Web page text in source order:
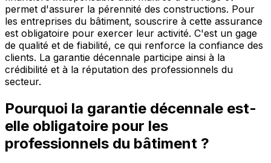
permet d'assurer la pérennité des constructions. Pour
les entreprises du bâtiment, souscrire à cette assurance
est obligatoire pour exercer leur activité. C'est un gage
de qualité et de fiabilité, ce qui renforce la confiance des
clients. La garantie décennale participe ainsi à la
crédibilité et à la réputation des professionnels du
secteur.
Pourquoi la garantie décennale est-
elle obligatoire pour les
professionnels du bâtiment ?